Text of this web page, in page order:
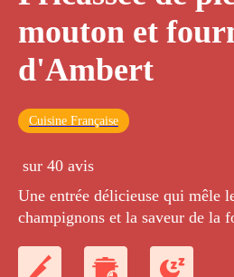
mouton et
d'Ambert
Cuisine Française
sur 40 avis
Une entrée délicieuse qui mêle
champignons et la saveur de la